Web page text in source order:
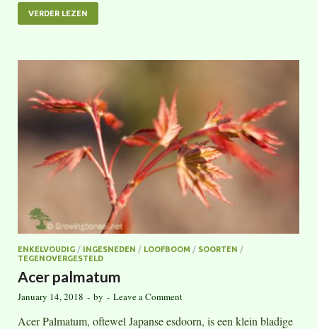
VERDER LEZEN
ENKELVOUDIG / INGESNEDEN / LOOFBOOM / SOORTEN /
TEGENOVERGESTELD
Acer palmatum
January 14, 2018 - by - Leave a Comment
Acer Palmatum, oftewel Japanse esdoorn, is een klein bladige